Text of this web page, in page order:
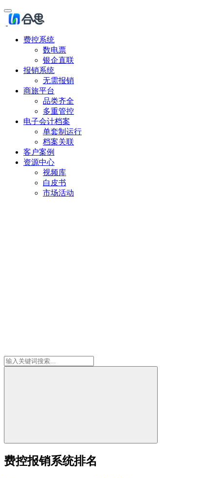
费控系统
数电票
银企直联
报销系统
无需报销
商旅平台
品类齐全
多重管控
电子会计档案
单套制运行
档案关联
客户案例
资源中心
视频库
白皮书
市场活动
费控报销系统排名